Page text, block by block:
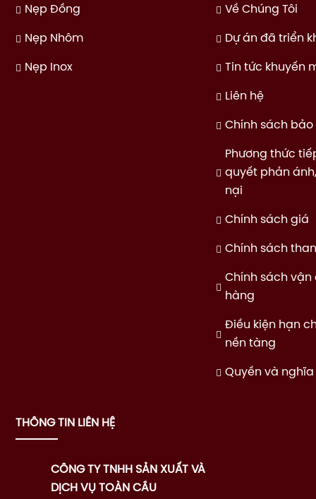
Nẹp Đồng
Nẹp Nhôm
Nẹp Inox
Về Chúng Tôi
Dự án đã triển
Tin tức khuyến
Liên hệ
Chính sách
Phương thức
quyết phản
nại
Chính sách giá
Chính sách
Chính sách vận
hàng
Điều kiện hạn
nền tàng
Quyền và
THÔNG TIN LIÊN HỆ
CÔNG TY TNHH SẢN XUẤT VÀ
DỊCH VỤ TOÀN CẦU